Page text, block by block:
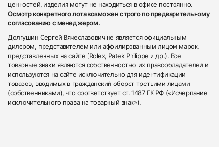
ценностей, изделия могут не находиться в офисе постоянно.
Осмотр конкретного лота возможен строго по предварительному
согласованию с менеджером.
Долгушин Сергей Вячеславович не является официальным
дилером, представителем или аффилированным лицом марок,
представленных на сайте (Rolex, Patek Philippe и др.). Все
товарные знаки являются собственностью их правообладателей и
используются на сайте исключительно для идентификации
товаров, вводимых в гражданский оборот третьими лицами
(собственниками), что соответствует ст. 1487 ГК РФ («Исчерпание
исключительного права на товарный знак»).